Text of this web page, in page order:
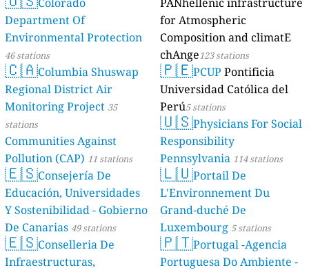
Department Of
Environmental Protection
46 stations
🇨🇦Columbia Shuswap
Regional District Air
Monitoring Project 35
stations
Communities Against
Pollution (CAP) 11 stations
🇪🇸Consejería De
Educación, Universidades
Y Sostenibilidad - Gobierno
De Canarias 49 stations
🇪🇸Conselleria De
Infraestructuras,
for Atmospheric
Composition and climatE
chAnge123 stations
🇵🇪PCUP Pontificia
Universidad Católica del
Perú5 stations
🇺🇸Physicians For Social
Responsibility
Pennsylvania 114 stations
🇱🇺Portail De
L'Environnement Du
Grand-duché De
Luxembourg 5 stations
🇵🇹Portugal -Agencia
Portuguesa Do Ambiente -